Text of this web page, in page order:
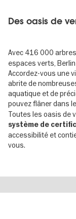
Des oasis de
Avec 416 000
espaces verts,
Accordez-vous une
abrite de
aquatique et de
pouvez flâner dans
Toutes les oasis de
système de
accessibilité et
vous.